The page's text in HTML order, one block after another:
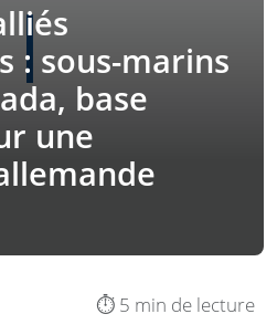
: sous-marins
base
une
⏱️ 5 min de lecture